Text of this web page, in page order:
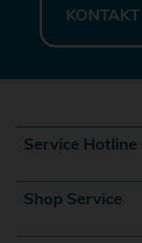
Service Hotline
Shop Service